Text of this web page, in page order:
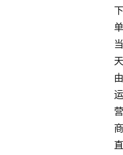
下
单
当
天
由
运
营
商
直